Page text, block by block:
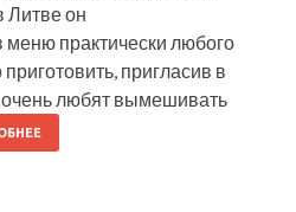
Литве он
меню практически любого
пригласив в
любят вымешивать